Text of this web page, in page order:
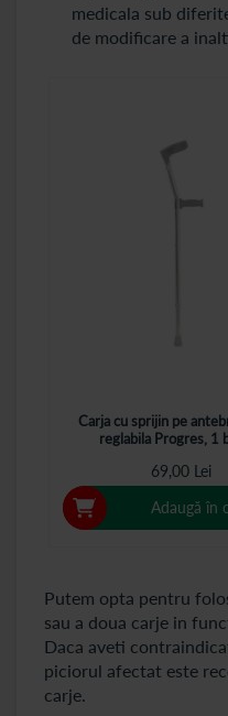
medicala sub
de modificare a
Carja cu sprijin pe
reglabila Progres, 1
69,00 Lei
Adaugă în
Putem opta pentru
sau a doua carje in
Daca aveti
piciorul afectat este
carje.